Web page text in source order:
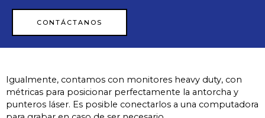
CONTÁCTANOS
Igualmente, contamos con monitores heavy duty, con
métricas para posicionar perfectamente la antorcha y
punteros láser. Es posible conectarlos a una computadora